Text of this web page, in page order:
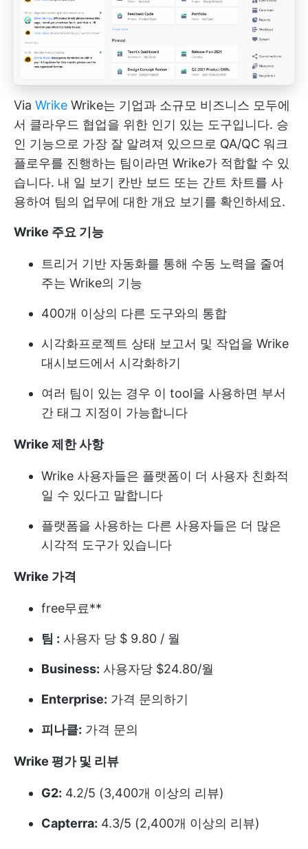
Via Wrike Wrike는 기업과 소규모 비즈니스 모두에
서 클라우드 협업을 위한 인기 있는 도구입니다. 승
인 기능으로 가장 잘 알려져 있으므로 QA/QC 워크
플로우를 진행하는 팀이라면 Wrike가 적합할 수 있
습니다. 내 일 보기 칸반 보드 또는 간트 차트를 사
용하여 팀의 업무에 대한 개요 보기를 확인하세요.
Wrike 주요 기능
트리거 기반 자동화를 통해 수동 노력을 줄여
주는 Wrike의 기능
400개 이상의 다른 도구와의 통합
시각화프로젝트 상태 보고서 및 작업을 Wrike
대시보드에서 시각화하기
여러 팀이 있는 경우 이 tool을 사용하면 부서
간 태그 지정이 가능합니다
Wrike 제한 사항
Wrike 사용자들은 플랫폼이 더 사용자 친화적
일 수 있다고 말합니다
플랫폼을 사용하는 다른 사용자들은 더 많은
시각적 도구가 있습니다
Wrike 가격
free무료**
팀 : 사용자 당 $ 9.80 / 월
Business: 사용자당 $24.80/월
Enterprise: 가격 문의하기
피나클: 가격 문의
Wrike 평가 및 리뷰
G2: 4.2/5 (3,400개 이상의 리뷰)
Capterra: 4.3/5 (2,400개 이상의 리뷰)